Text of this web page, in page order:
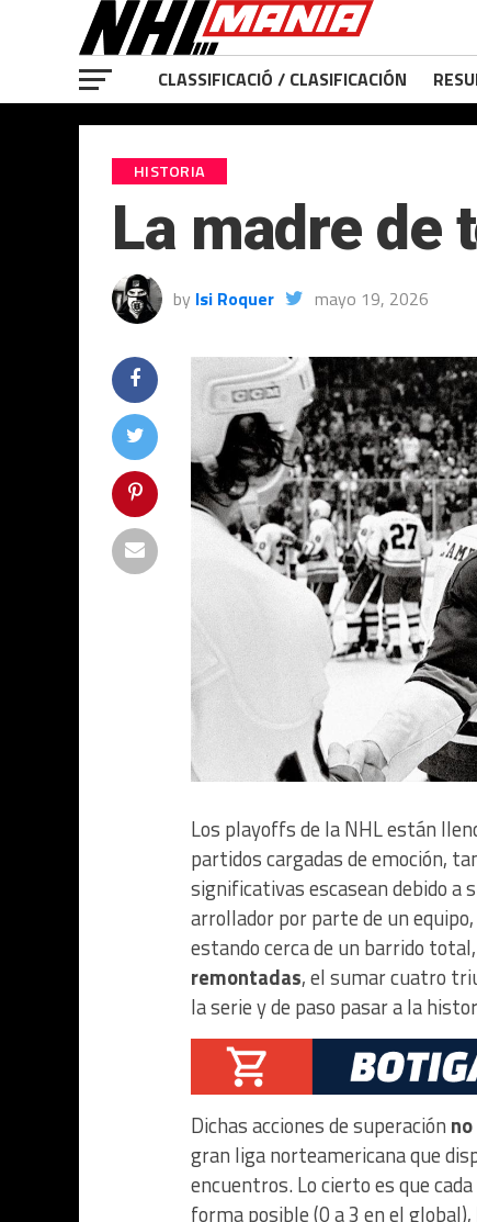
CLASSIFICACIÓ / CLASIFICACIÓN
HISTORIA
La madre de
by Isi Roquer mayo 19, 2026
Los playoffs de la NHL están
partidos cargadas de emoción,
significativas escasean debido
arrollador por parte de un
estando cerca de un barrido
remontadas, el sumar cuatro
la serie y de paso pasar a la
Dichas acciones de superación
gran liga norteamericana que
encuentros. Lo cierto es que
forma posible (0 a 3 en el global),